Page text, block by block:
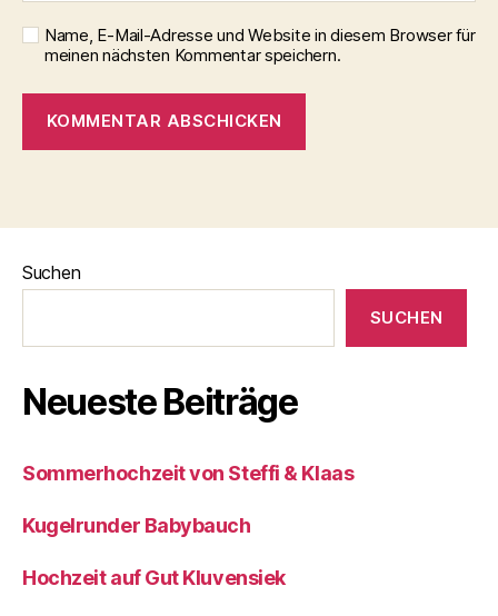
Name, E-Mail-Adresse und Website in diesem Browser für
meinen nächsten Kommentar speichern.
Suchen
SUCHEN
Neueste Beiträge
Sommerhochzeit von Steffi & Klaas
Kugelrunder Babybauch
Hochzeit auf Gut Kluvensiek